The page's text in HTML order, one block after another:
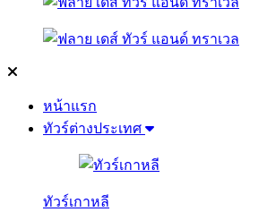
หน้าแรก
ทัวร์ต่างประเทศ
ทัวร์เกาหลี